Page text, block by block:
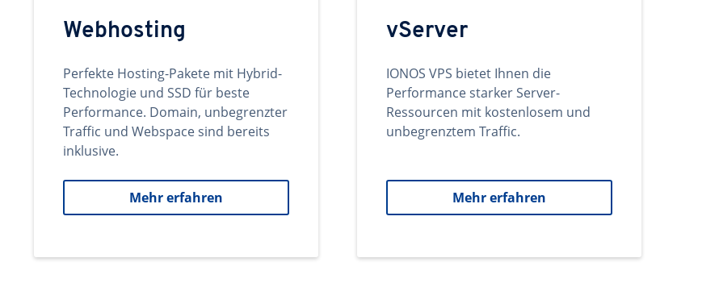
Webhosting
Perfekte Hosting-Pakete mit Hybrid-
Technologie und SSD für beste
Performance. Domain, unbegrenzter
Traffic und Webspace sind bereits
inklusive.
Mehr erfahren
vServer
IONOS VPS bietet Ihnen die
Performance starker Server-
Ressourcen mit kostenlosem und
unbegrenztem Traffic.
Mehr erfahren